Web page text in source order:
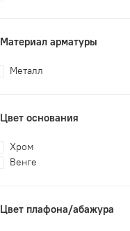
Материал арматуры
Металл
Цвет основания
Хром
Венге
Цвет плафона/абажура